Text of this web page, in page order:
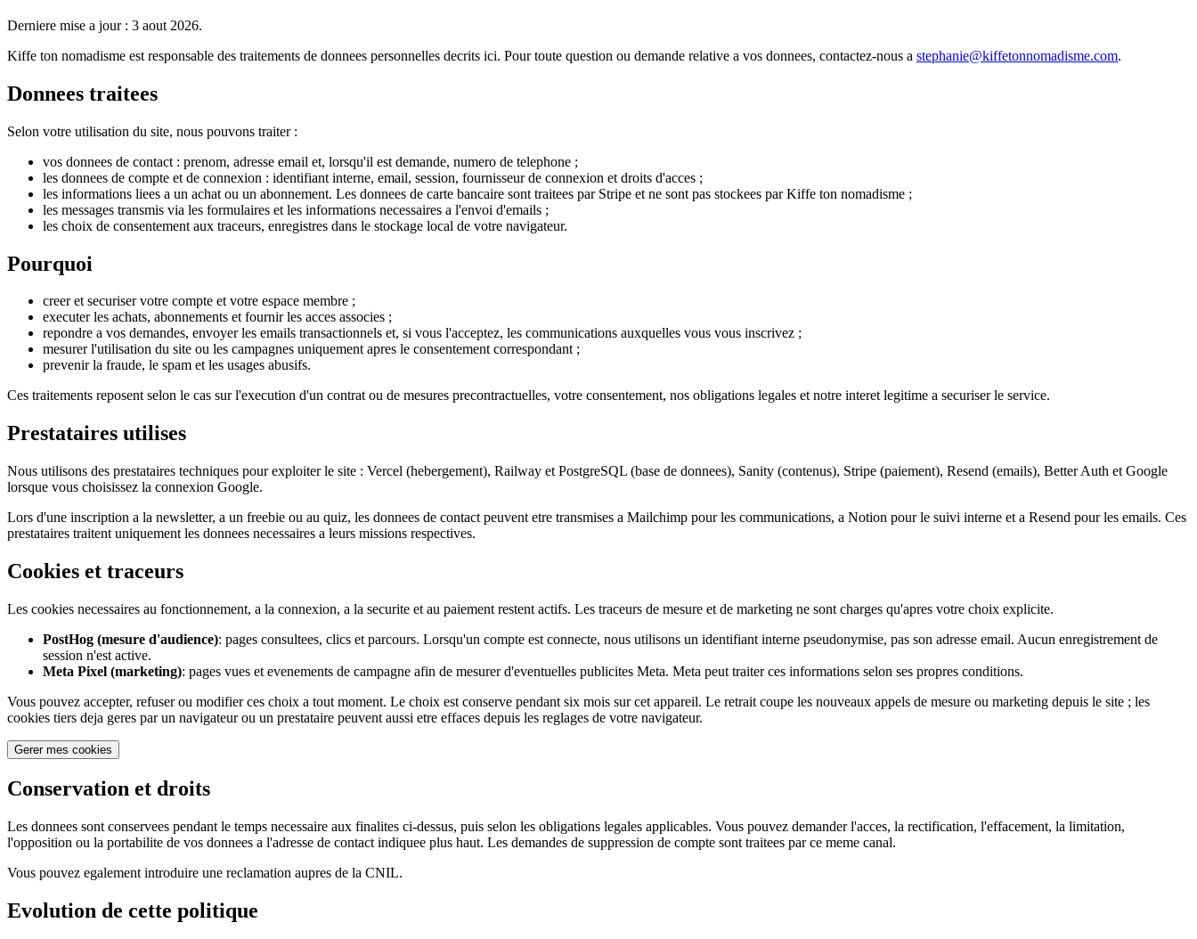
Derniere mise a jour : 3 aout 2026.
Kiffe ton nomadisme est responsable des traitements de donnees personnelles decrits ici. Pour toute question ou demande relative a vos donnees, contactez-nous a stephanie@kiffetonnomadisme.com.
Donnees traitees
Selon votre utilisation du site, nous pouvons traiter :
vos donnees de contact : prenom, adresse email et, lorsqu'il est demande, numero de telephone ;
les donnees de compte et de connexion : identifiant interne, email, session, fournisseur de connexion et droits d'acces ;
les informations liees a un achat ou un abonnement. Les donnees de carte bancaire sont traitees par Stripe et ne sont pas stockees par Kiffe ton nomadisme ;
les messages transmis via les formulaires et les informations necessaires a l'envoi d'emails ;
les choix de consentement aux traceurs, enregistres dans le stockage local de votre navigateur.
Pourquoi
creer et securiser votre compte et votre espace membre ;
executer les achats, abonnements et fournir les acces associes ;
repondre a vos demandes, envoyer les emails transactionnels et, si vous l'acceptez, les communications auxquelles vous vous inscrivez ;
mesurer l'utilisation du site ou les campagnes uniquement apres le consentement correspondant ;
prevenir la fraude, le spam et les usages abusifs.
Ces traitements reposent selon le cas sur l'execution d'un contrat ou de mesures precontractuelles, votre consentement, nos obligations legales et notre interet legitime a securiser le service.
Prestataires utilises
Nous utilisons des prestataires techniques pour exploiter le site : Vercel (hebergement), Railway et PostgreSQL (base de donnees), Sanity (contenus), Stripe (paiement), Resend (emails), Better Auth et Google
lorsque vous choisissez la connexion Google.
Lors d'une inscription a la newsletter, a un freebie ou au quiz, les donnees de contact peuvent etre transmises a Mailchimp pour les communications, a Notion pour le suivi interne et a Resend pour les emails. Ces
prestataires traitent uniquement les donnees necessaires a leurs missions respectives.
Cookies et traceurs
Les cookies necessaires au fonctionnement, a la connexion, a la securite et au paiement restent actifs. Les traceurs de mesure et de marketing ne sont charges qu'apres votre choix explicite.
PostHog (mesure d'audience): pages consultees, clics et parcours. Lorsqu'un compte est connecte, nous utilisons un identifiant interne pseudonymise, pas son adresse email. Aucun enregistrement de
session n'est active.
Meta Pixel (marketing): pages vues et evenements de campagne afin de mesurer d'eventuelles publicites Meta. Meta peut traiter ces informations selon ses propres conditions.
Vous pouvez accepter, refuser ou modifier ces choix a tout moment. Le choix est conserve pendant six mois sur cet appareil. Le retrait coupe les nouveaux appels de mesure ou marketing depuis le site ; les
cookies tiers deja geres par un navigateur ou un prestataire peuvent aussi etre effaces depuis les reglages de votre navigateur.
Gerer mes cookies
Conservation et droits
Les donnees sont conservees pendant le temps necessaire aux finalites ci-dessus, puis selon les obligations legales applicables. Vous pouvez demander l'acces, la rectification, l'effacement, la limitation,
l'opposition ou la portabilite de vos donnees a l'adresse de contact indiquee plus haut. Les demandes de suppression de compte sont traitees par ce meme canal.
Vous pouvez egalement introduire une reclamation aupres de la CNIL.
Evolution de cette politique